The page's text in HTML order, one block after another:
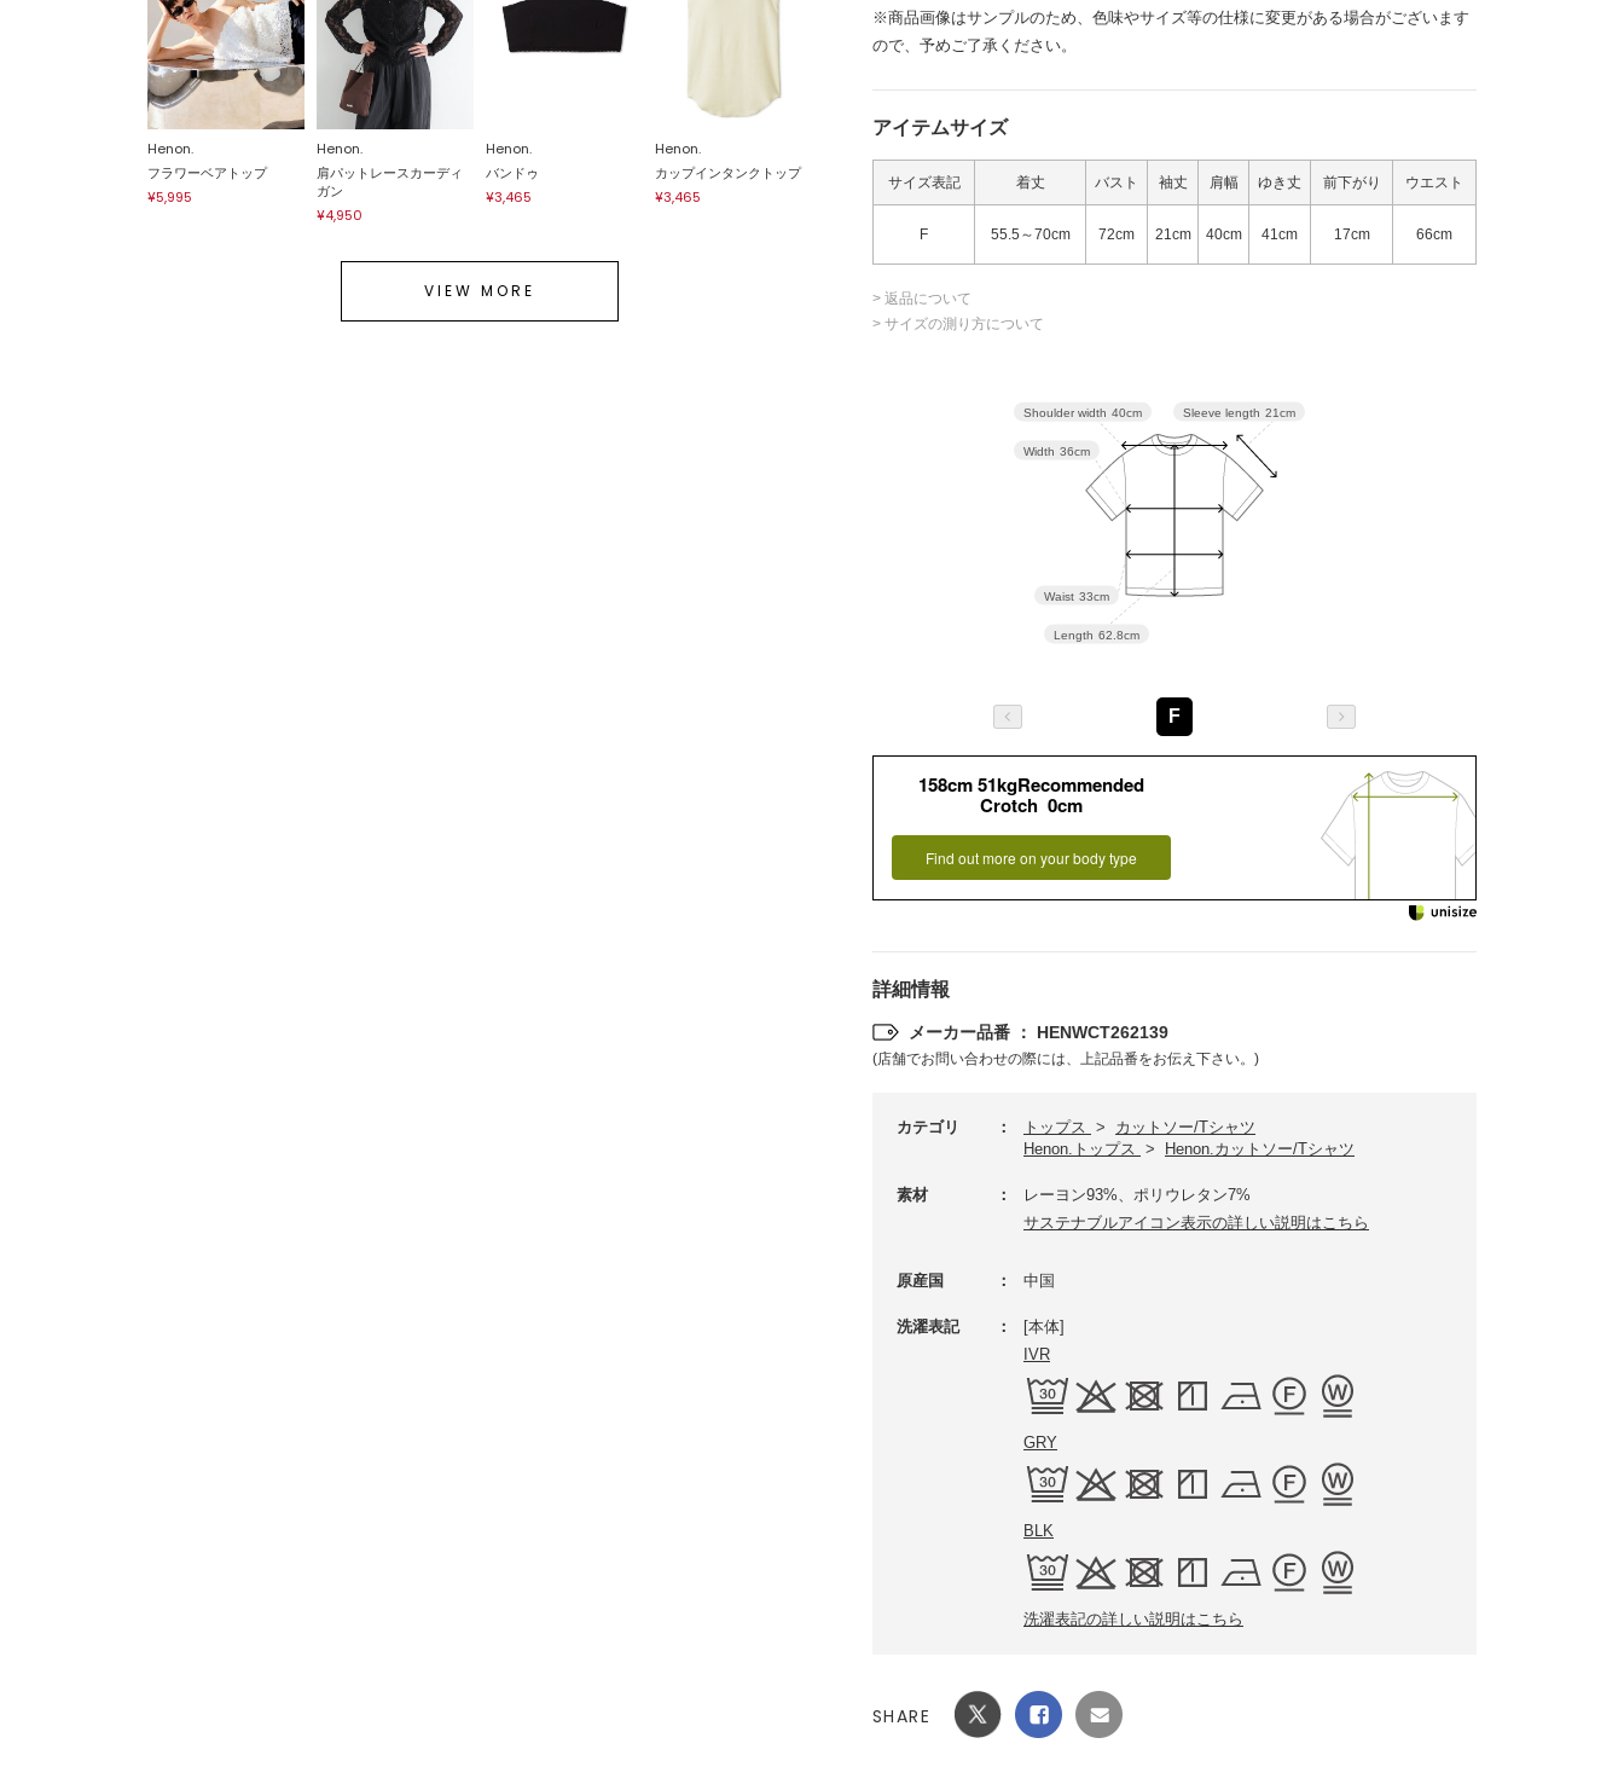
※商品画像はサンプルのため、色味やサイズ等の仕様に変更がある場合がございます
ので、予めご了承ください。
アイテムサイズ
サイズ表記 着丈 バスト 袖丈 肩幅 ゆき丈 前下がり ウエスト
F 55.5～70cm 72cm 21cm 40cm 41cm 17cm 66cm
> 返品について
> サイズの測り方について
Sleeve length 21cm
Length 62.8cm
Waist 33cm
Width 36cm
Shoulder width 40cm
F
158cm 51kgRecommended
Crotch 0cm
Find out more on your body type
詳細情報
メーカー品番 ： HENWCT262139
(店舗でお問い合わせの際には、上記品番をお伝え下さい。)
カテゴリ トップス >
カットソー/Tシャツ
Henon.トップス
> Henon.カットソー/Tシャツ
素材
レーヨン93%、ポリウレタン7%
サステナブルアイコン表示の詳しい説明はこちら
原産国 中国
洗濯表記
[本体]
IVR
GRY
BLK
洗濯表記の詳しい説明はこちら
SHARE
Henon.
フラワーベアトップ
¥5,995
Henon.
肩パットレースカーディ
ガン
¥4,950
Henon.
バンドゥ
¥3,465
Henon.
カップインタンクトップ
¥3,465
VIEW MORE